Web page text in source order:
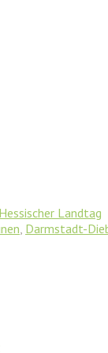
Landtag
Darmstadt-